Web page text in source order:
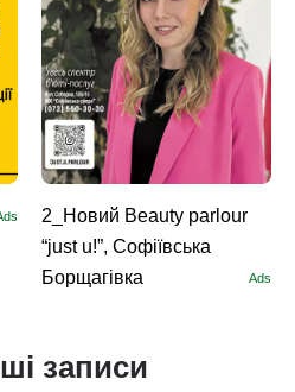
2_Новий Beauty parlour
“just u!”, Софіївська
Борщагівка
Ads
записи